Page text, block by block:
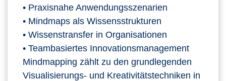
• Praxisnahe Anwendungsszenarien
• Mindmaps als Wissensstrukturen
• Wissenstransfer in Organisationen
• Teambasiertes Innovationsmanagement
Mindmapping zählt zu den grundlegenden
Visualisierungs- und Kreativitätstechniken in